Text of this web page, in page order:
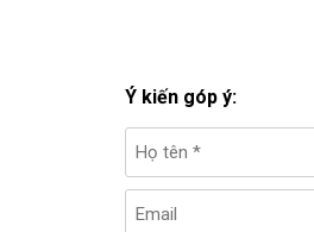
Ý kiến góp ý: